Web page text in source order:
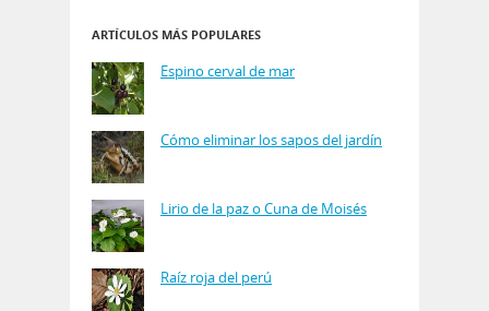
ARTÍCULOS MÁS POPULARES
Espino cerval de mar
Cómo eliminar los sapos del jardín
Lirio de la paz o Cuna de Moisés
Raíz roja del perú